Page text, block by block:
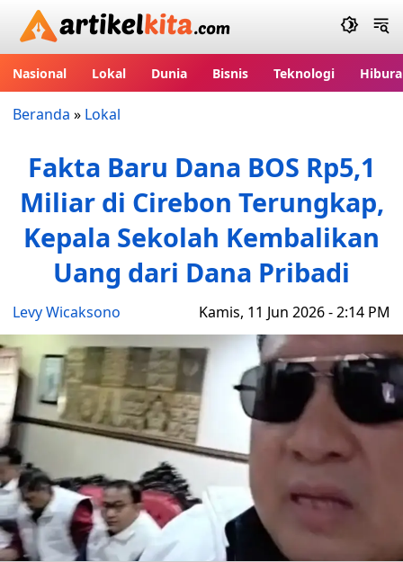
Artikelkita.com
Nasional Lokal Dunia Bisnis Teknologi
Beranda » Lokal
Fakta Baru Dana BOS Rp5,1
Miliar di Cirebon Terungkap,
Kepala Sekolah Kembalikan
Uang dari Dana Pribadi
Levy Wicaksono Kamis, 11 Jun 2026 - 2:14 PM